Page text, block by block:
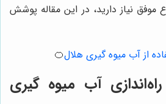
نیاز دارید، در این مقاله پوشش
از آب میوه گیری هلال🍊
آب میوه گیری